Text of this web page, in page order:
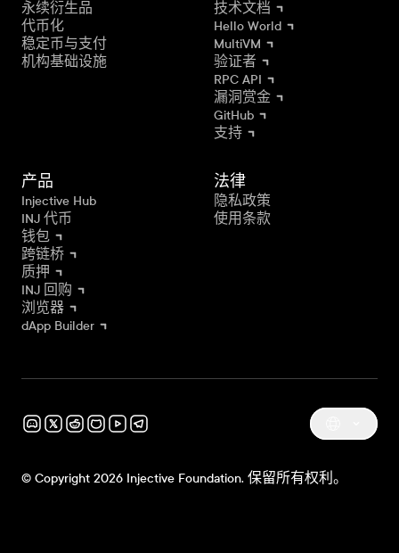
永续衍生品
代币化
稳定币与支付
机构基础设施
技术文档
Hello World
MultiVM
验证者
RPC API
漏洞赏金
GitHub
支持
产品
Injective Hub
INJ 代币
钱包
跨链桥
质押
INJ 回购
浏览器
dApp Builder
法律
隐私政策
使用条款
© Copyright 2026 Injective Foundation. 保留所有权利。